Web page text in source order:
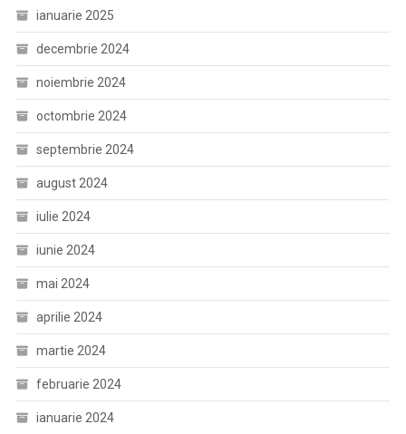
ianuarie 2025
decembrie 2024
noiembrie 2024
octombrie 2024
septembrie 2024
august 2024
iulie 2024
iunie 2024
mai 2024
aprilie 2024
martie 2024
februarie 2024
ianuarie 2024